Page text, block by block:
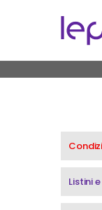
Listini